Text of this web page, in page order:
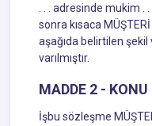
. . . adresinde mukim . .
sonra kısaca
aşağıda belirtilen
varılmıştır.
MADDE 2 - KONU
İşbu sözleşme